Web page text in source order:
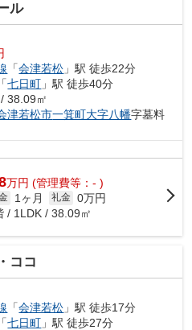
ル
「会津若松 」駅 徒歩22分
「七日町 」駅 徒歩40分
38.09㎡
津若松市一箕町大字八幡字墓料
万円 (管理費等：- )
1ヶ月 礼金 0万円
/ 1LDK / 38.09㎡
ココ
「会津若松 」駅 徒歩17分
「七日町 」駅 徒歩27分